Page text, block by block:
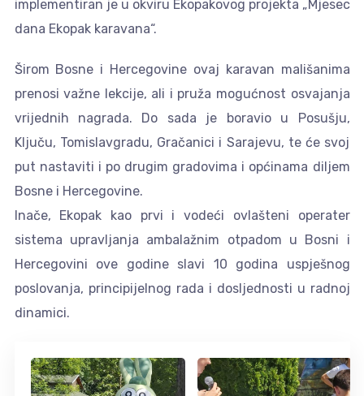
implementiran je u okviru Ekopakovog projekta „Mjesec
dana Ekopak karavana“.
Širom Bosne i Hercegovine ovaj karavan mališanima
prenosi važne lekcije, ali i pruža mogućnost osvajanja
vrijednih nagrada. Do sada je boravio u Posušju,
Ključu, Tomislavgradu, Gračanici i Sarajevu, te će svoj
put nastaviti i po drugim gradovima i općinama diljem
Bosne i Hercegovine.
Inače, Ekopak kao prvi i vodeći ovlašteni operater
sistema upravljanja ambalažnim otpadom u Bosni i
Hercegovini ove godine slavi 10 godina uspješnog
poslovanja, principijelnog rada i dosljednosti u radnoj
dinamici.